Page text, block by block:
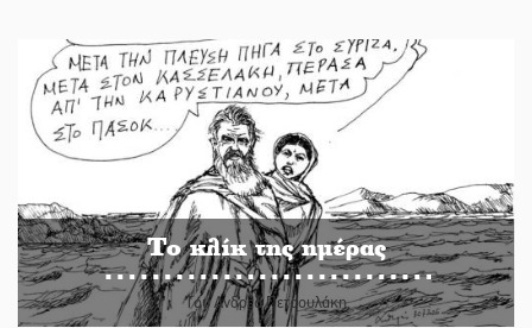
Το κλίκ της ημέρας
Του Ανδρέα Πετρουλάκη